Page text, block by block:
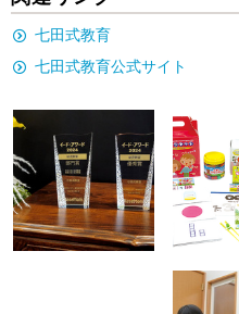
七田式教育
七田式教育公式サイト